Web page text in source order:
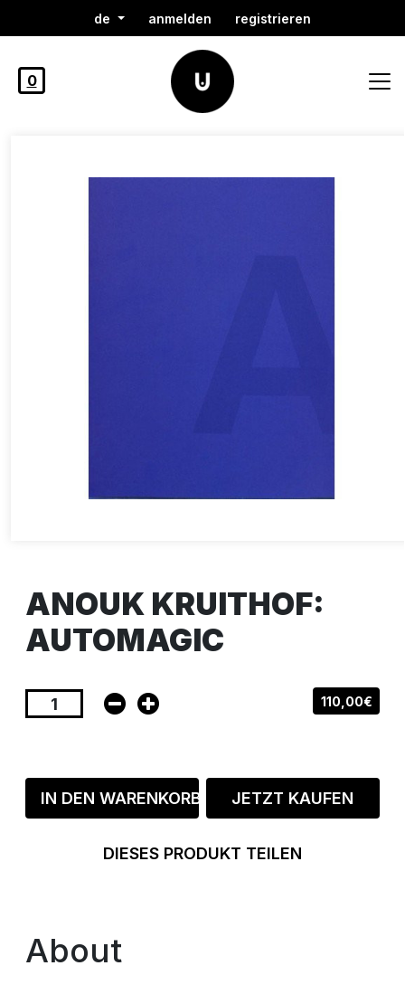
de anmelden registrieren
0
ANOUK KRUITHOF:
AUTOMAGIC
110,00€
IN DEN WARENKORB JETZT KAUFEN
DIESES PRODUKT TEILEN
About